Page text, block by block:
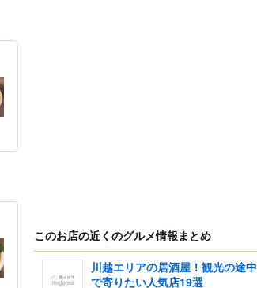
このお店の近くのグルメ情報まとめ
川越エリアの居酒屋！観光の途中
で寄りたい人気店19選